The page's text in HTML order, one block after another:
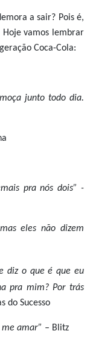
a sair? Pois é,
Hoje vamos lembrar
Coca-Cola:
junto todo dia.
pra nós dois” -
eles não dizem
diz o que é que eu
pra mim? Por trás
do Sucesso
me amar” – Blitz